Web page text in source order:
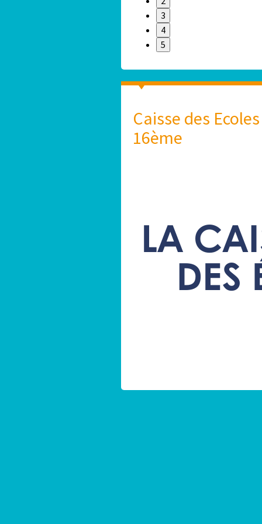
3
4
5
Caisse des
16ème